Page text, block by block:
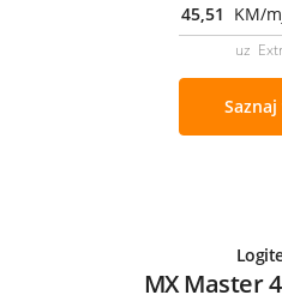
45,51 KM/
uz
MX Master